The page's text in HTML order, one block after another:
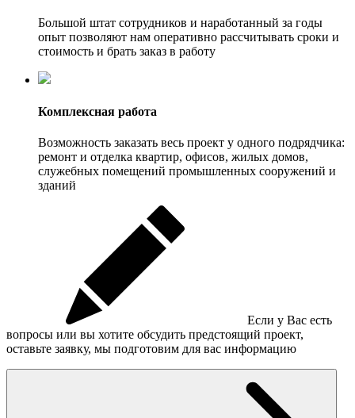
Большой штат сотрудников и наработанный за годы
опыт позволяют нам оперативно рассчитывать сроки и
стоимость и брать заказ в работу
Комплексная работа
Возможность заказать весь проект у одного подрядчика:
ремонт и отделка квартир, офисов, жилых домов,
служебных помещений промышленных сооружений и
зданий
Если у Вас есть
вопросы или вы хотите обсудить предстоящий проект,
оставьте заявку, мы подготовим для вас информацию